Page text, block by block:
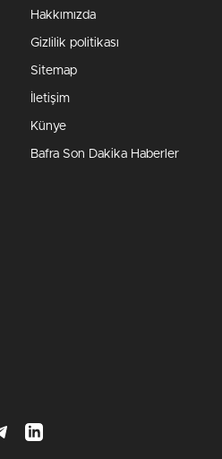
Hakkımızda
Gizlilik politikası
Sitemap
İletişim
Künye
Bafra Son Dakika Haberler